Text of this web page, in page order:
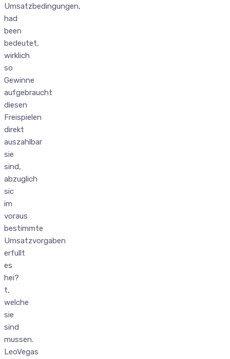
Umsatzbedingungen,
had
been
bedeutet,
wirklich
so
Gewinne
aufgebraucht
diesen
Freispielen
direkt
auszahlbar
sie
sind,
abzuglich
sic
im
voraus
bestimmte
Umsatzvorgaben
erfullt
es
hei?
t,
welche
sie
sind
mussen.
LeoVegas